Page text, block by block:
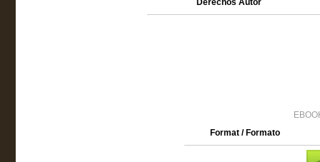
Derechos Autor
Format / Formato